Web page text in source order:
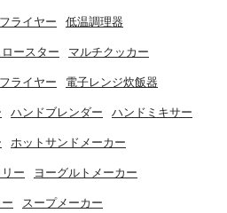
ライヤー 低温調理器
ースター マルチクッカー
ライヤー 電子レンジ炊飯器
ハンドブレンダー ハンドミキサー
ホットサンドメーカー
ー ヨーグルトメーカー
スープメーカー